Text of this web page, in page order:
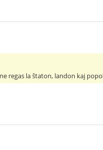
regas la ŝtaton, landon kaj